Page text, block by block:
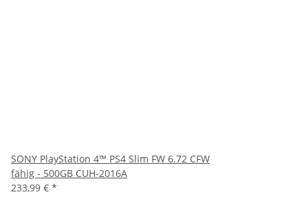
SONY PlayStation 4™ PS4 Slim FW 6.72 CFW
fähig - 500GB CUH-2016A
233,99 € *